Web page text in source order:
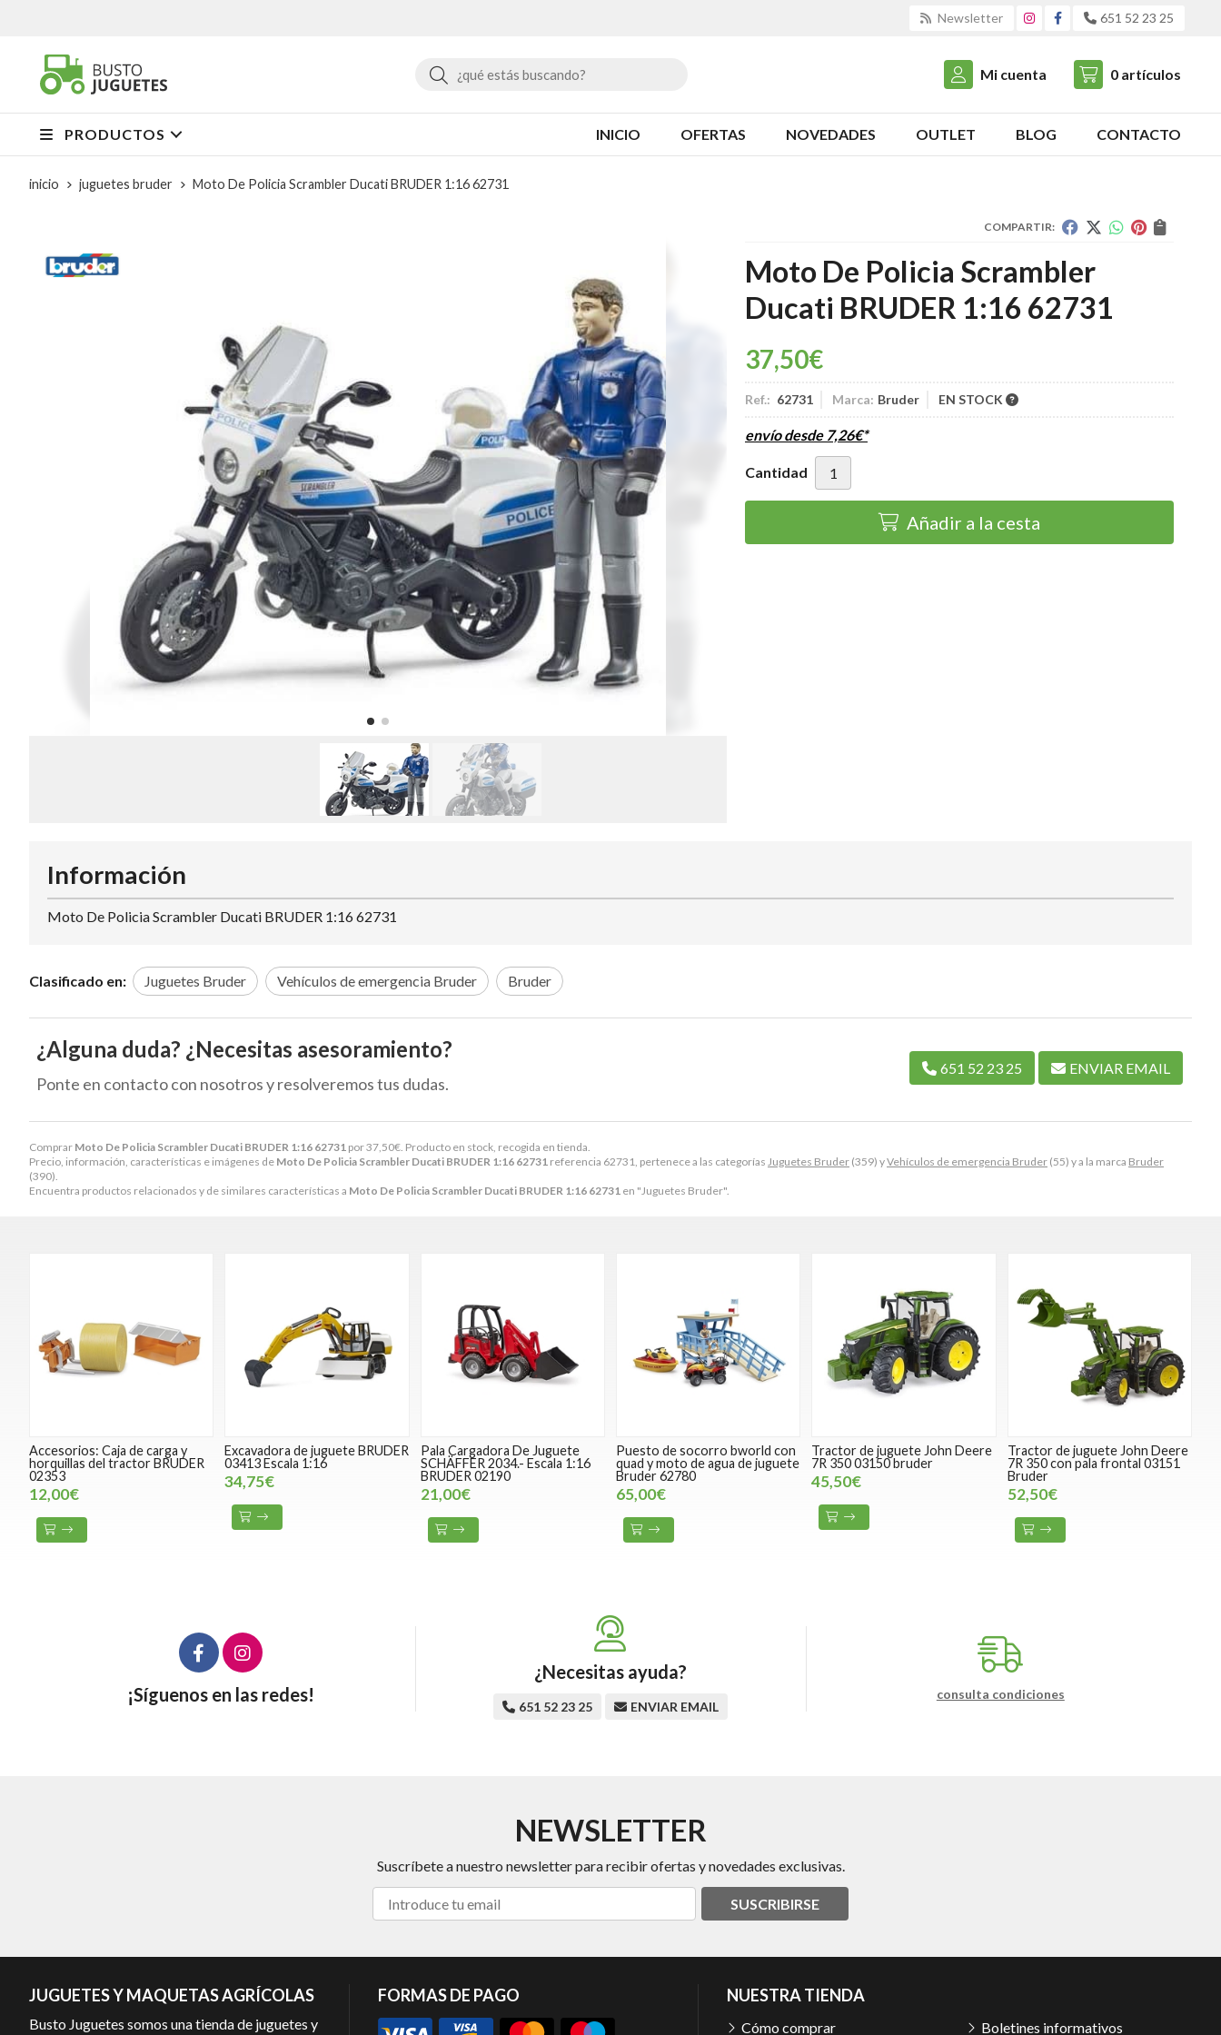
Newsletter 651 52 23 25
Buscar Mi cuenta 0 artículos
PRODUCTOS INICIO OFERTAS NOVEDADES OUTLET BLOG CONTACTO
inicio juguetes bruder Moto De Policia Scrambler Ducati BRUDER 1:16 62731
COMPARTIR:
Moto De Policia Scrambler
Ducati BRUDER 1:16 62731
37,50€
Ref.: 62731 Marca: Bruder EN STOCK
envío desde 7,26€*
Cantidad
Añadir a la cesta
Comprar Moto De Policia Scrambler Ducati BRUDER 1:16 62731 por37,50€ . Producto en stock, recogida en tienda.
Precio, información, características e imágenes de Moto De Policia Scrambler Ducati BRUDER 1:16 62731 referencia 62731, pertenece a las categorías Juguetes Bruder (359) yVehículos de emergencia Bruder (55) y a la marca Bruder
(390).
Encuentra productos relacionados y de similares características a Moto De Policia Scrambler Ducati BRUDER 1:16 62731 en "Juguetes Bruder".
Información
Moto De Policia Scrambler Ducati BRUDER 1:16 62731
Clasificado en: Juguetes Bruder Vehículos de emergencia Bruder Bruder
¿Alguna duda? ¿Necesitas asesoramiento?
Ponte en contacto con nosotros y resolveremos tus dudas.
651 52 23 25 ENVIAR EMAIL
Accesorios: Caja de carga y
horquillas del tractor BRUDER
02353
12,00€
Excavadora de juguete BRUDER
03413 Escala 1:16
34,75€
Pala Cargadora De Juguete
SCHÄFFER 2034.- Escala 1:16
BRUDER 02190
21,00€
Puesto de socorro bworld con
quad y moto de agua de juguete
Bruder 62780
65,00€
Tractor de juguete John Deere
7R 350 03150 bruder
45,50€
Tractor de juguete John Deere
7R 350 con pala frontal 03151
Bruder
52,50€
¡Síguenos en las redes!
¿Necesitas ayuda?
651 52 23 25 ENVIAR EMAIL
consulta condiciones
NEWSLETTER
Suscríbete a nuestro newsletter para recibir ofertas y novedades exclusivas.
SUSCRIBIRSE
JUGUETES Y MAQUETAS AGRÍCOLAS
Busto Juguetes somos una tienda de juguetes y
FORMAS DE PAGO NUESTRA TIENDA
Cómo comprar Boletines informativos